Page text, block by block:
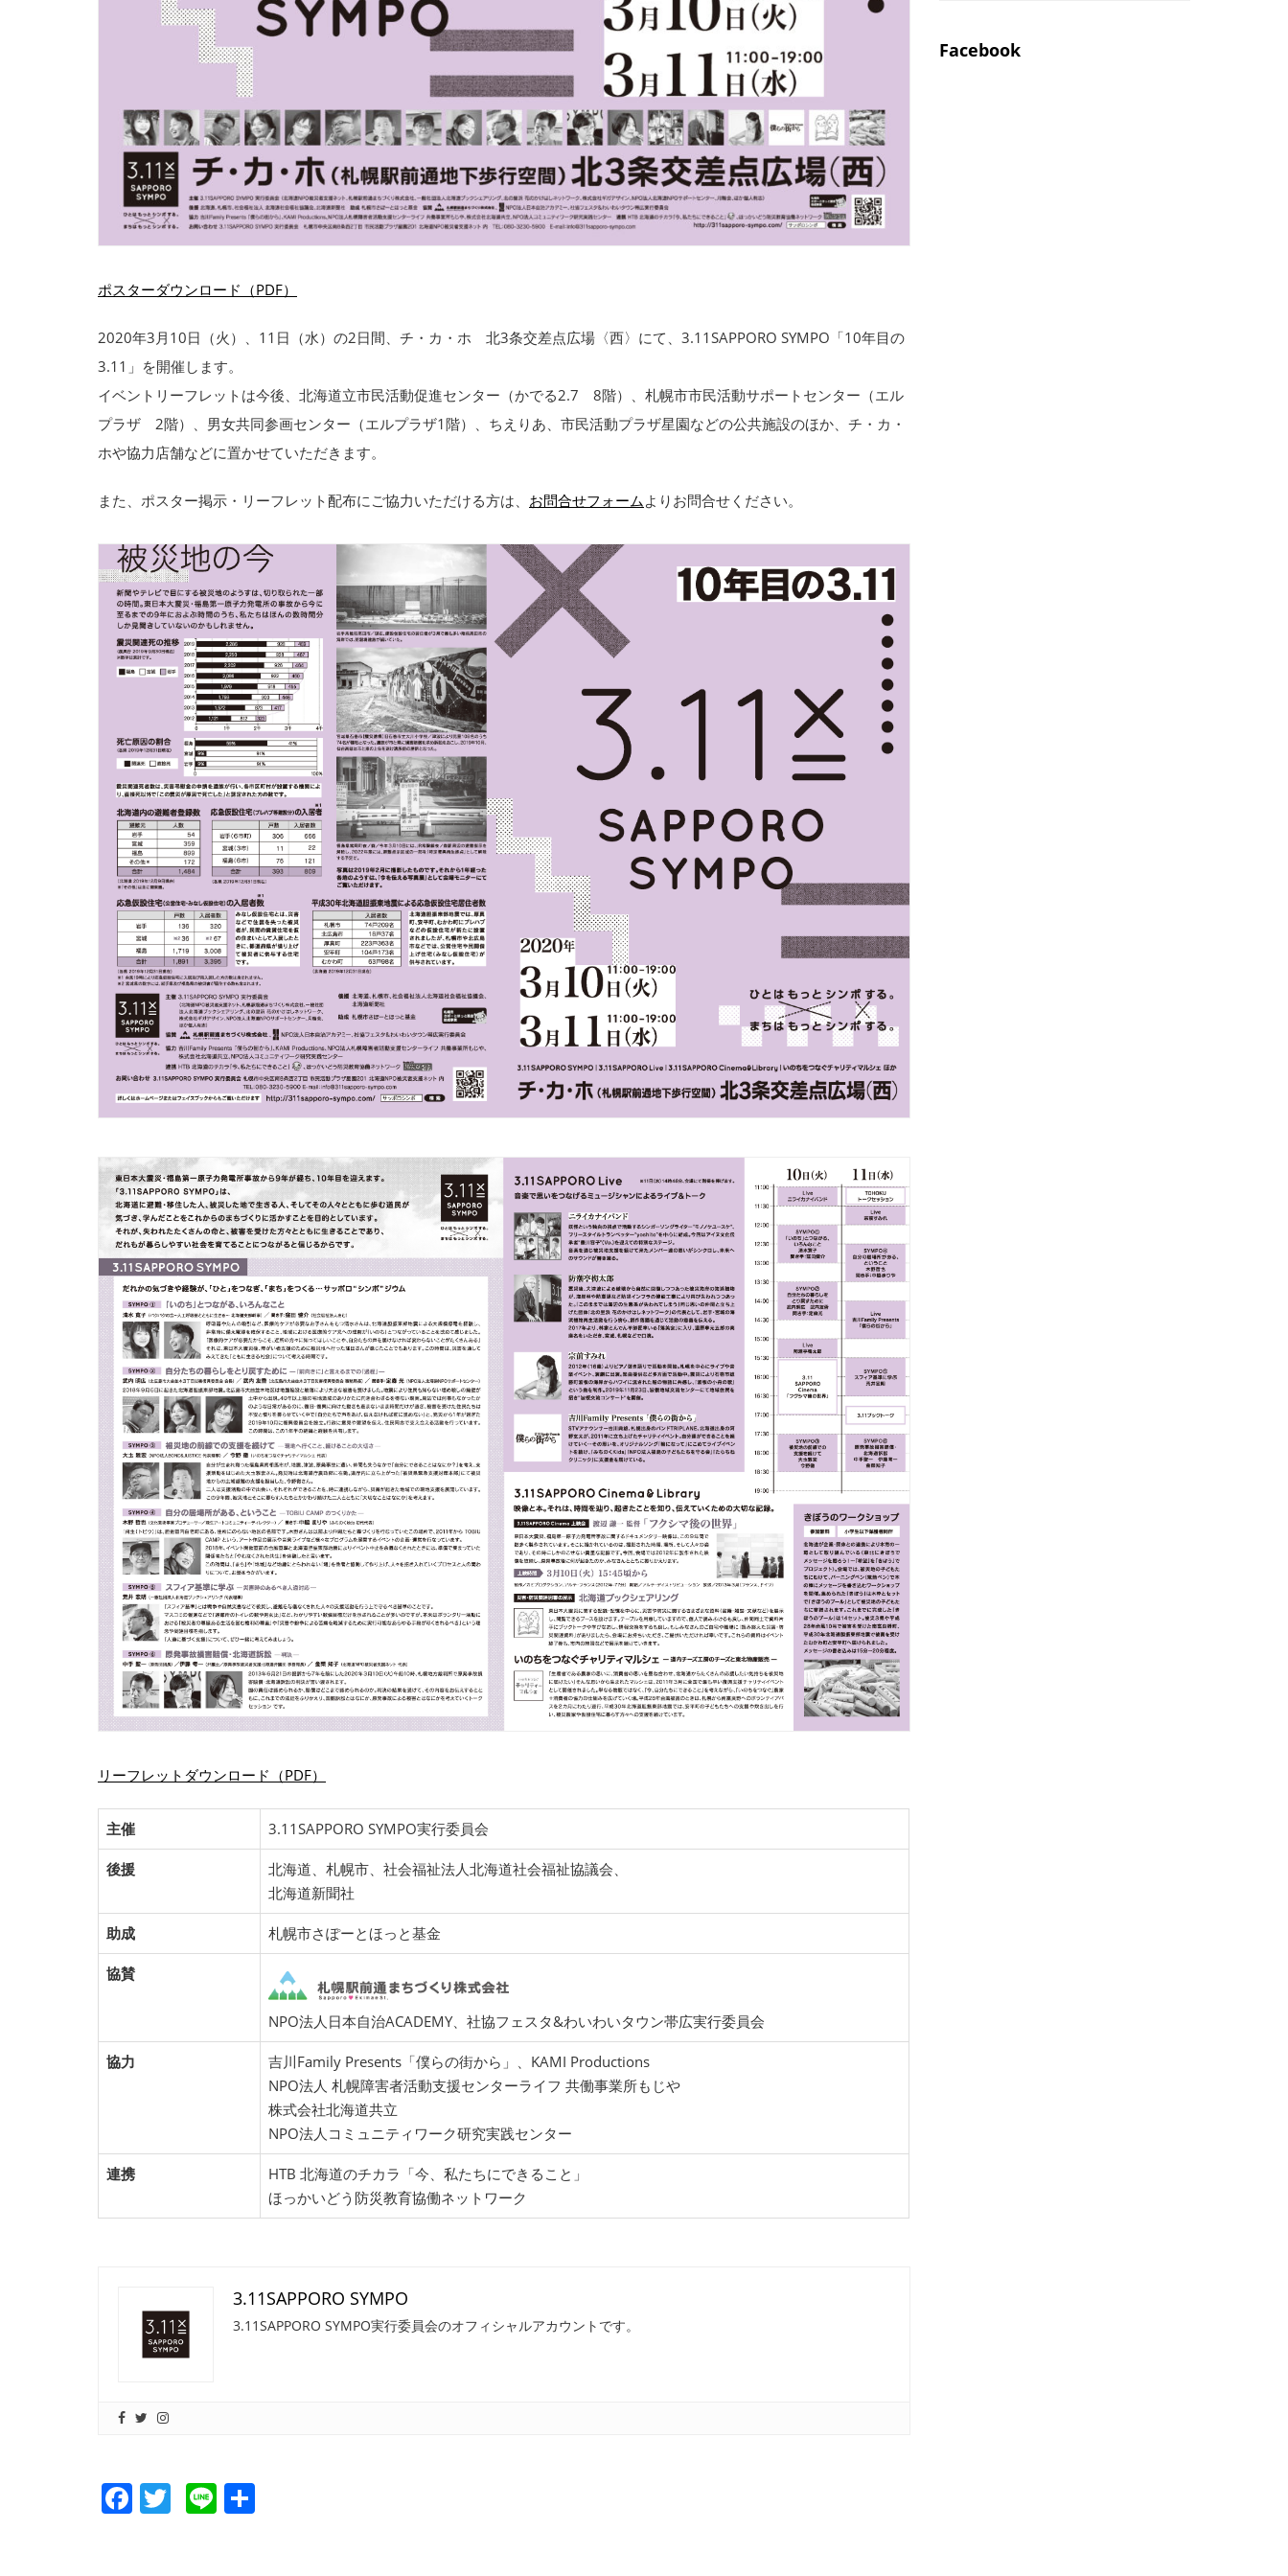
ポスターダウンロード（PDF）
2020年3月10日（火）、11日（水）の2日間、チ・カ・ホ 北3条交差点広場〈西〉にて、3.11SAPPORO SYMPO「10年目の
3.11」を開催します。
イベントリーフレットは今後、北海道立市民活動促進センター（かでる2.7 8階）、札幌市市民活動サポートセンター（エル
プラザ 2階）、男女共同参画センター（エルプラザ1階）、ちえりあ、市民活動プラザ星園などの公共施設のほか、チ・カ・
ホや協力店舗などに置かせていただきます。
また、ポスター掲示・リーフレット配布にご協力いただける方は、 お問合せフォーム よりお問合せください。
リーフレットダウンロード（PDF）
主催 3.11SAPPORO SYMPO実行委員会
後援
北海道、札幌市、社会福祉法人北海道社会福祉協議会、
北海道新聞社
助成 札幌市さぽーとほっと基金
協賛
NPO法人日本自治ACADEMY、社協フェスタ&わいわいタウン帯広実行委員会
協力
吉川Family Presents「僕らの街から」、KAMI Productions
NPO法人 札幌障害者活動支援センターライフ 共働事業所もじや
株式会社北海道共立
NPO法人コミュニティワーク研究実践センター
連携
HTB 北海道のチカラ「今、私たちにできること」
ほっかいどう防災教育協働ネットワーク
3.11SAPPORO SYMPO
3.11SAPPORO SYMPO実行委員会のオフィシャルアカウントです。
Facebook
Twitter
Line
Facebook